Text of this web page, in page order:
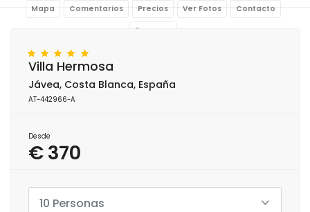
Mapa Comentarios Precios Ver Fotos Contacto
Reservar
Villa Hermosa
Jávea, Costa Blanca, España
AT-442966-A
Desde
€ 370
10 Personas